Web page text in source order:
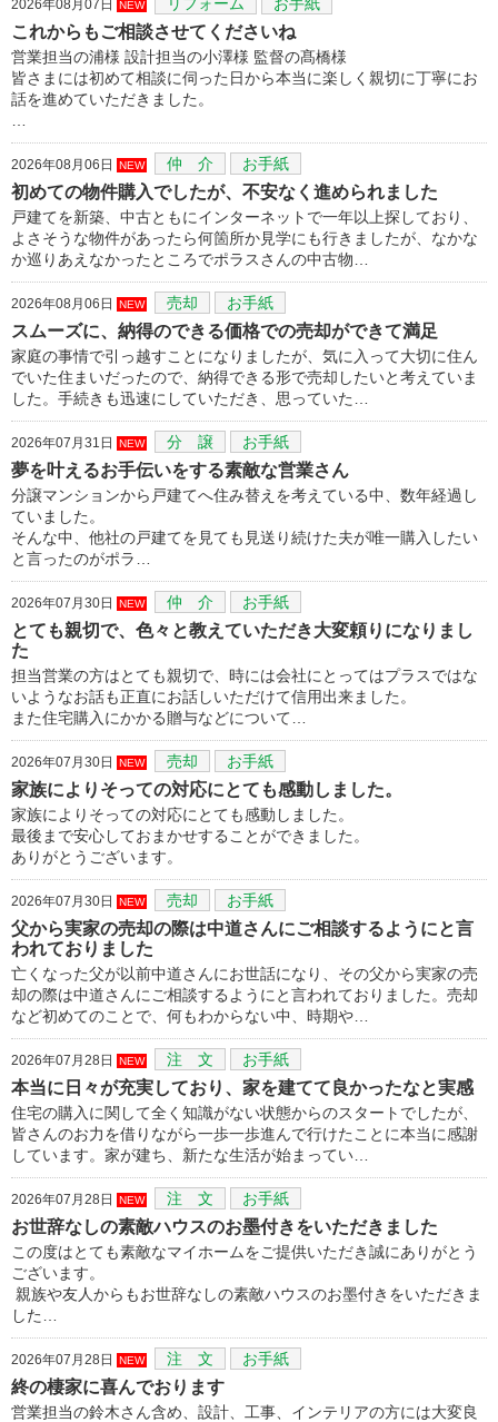
2026年08月07日 NEW
これからもご相談させてくださいね
営業担当の浦様 設計担当の小澤様 監督の髙橋様
皆さまには初めて相談に伺った日から本当に楽しく親切に丁寧にお
話を進めていただきました。
2026年08月06日 NEW 仲 介 お手紙
初めての物件購入でしたが、不安なく進められました
戸建てを新築、中古ともにインターネットで一年以上探しており、
よさそうな物件があったら何箇所か見学にも行きましたが、なかな
か巡りあえなかったところでポラスさんの中古物…
2026年08月06日 NEW 売却 お手紙
スムーズに、納得のできる価格での売却ができて満足
家庭の事情で引っ越すことになりましたが、気に入って大切に住ん
でいた住まいだったので、納得できる形で売却したいと考えていま
した。手続きも迅速にしていただき、思っていた…
2026年07月31日 NEW 分 譲 お手紙
夢を叶えるお手伝いをする素敵な営業さん
分譲マンションから戸建てへ住み替えを考えている中、数年経過し
ていました。
そんな中、他社の戸建てを見ても見送り続けた夫が唯一購入したい
と言ったのがポラ…
2026年07月30日 NEW 仲 介 お手紙
とても親切で、色々と教えていただき大変頼りになりまし
た
担当営業の方はとても親切で、時には会社にとってはプラスではな
いようなお話も正直にお話しいただけて信用出来ました。
また住宅購入にかかる贈与などについて…
2026年07月30日 NEW 売却 お手紙
家族によりそっての対応にとても感動しました。
家族によりそっての対応にとても感動しました。
最後まで安心しておまかせすることができました。
ありがとうございます。
2026年07月30日 NEW 売却 お手紙
父から実家の売却の際は中道さんにご相談するようにと言
われておりました
亡くなった父が以前中道さんにお世話になり、その父から実家の売
却の際は中道さんにご相談するようにと言われておりました。売却
など初めてのことで、何もわからない中、時期や…
2026年07月28日 NEW 注 文 お手紙
本当に日々が充実しており、家を建てて良かったなと実感
住宅の購入に関して全く知識がない状態からのスタートでしたが、
皆さんのお力を借りながら一歩一歩進んで行けたことに本当に感謝
しています。家が建ち、新たな生活が始まってい…
2026年07月28日 NEW 注 文 お手紙
お世辞なしの素敵ハウスのお墨付きをいただきました
この度はとても素敵なマイホームをご提供いただき誠にありがとう
ございます。
親族や友人からもお世辞なしの素敵ハウスのお墨付きをいただきま
した…
2026年07月28日 NEW 注 文 お手紙
終の棲家に喜んでおります
営業担当の鈴木さん含め、設計、工事、インテリアの方には大変良